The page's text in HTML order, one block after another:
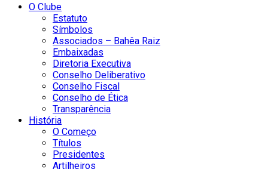
O Clube
Estatuto
Símbolos
Associados – Bahêa Raiz
Embaixadas
Diretoria Executiva
Conselho Deliberativo
Conselho Fiscal
Conselho de Ética
Transparência
História
O Começo
Títulos
Presidentes
Artilheiros